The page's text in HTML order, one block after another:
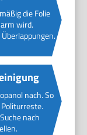
die Folie
wird.
nach. So
nach